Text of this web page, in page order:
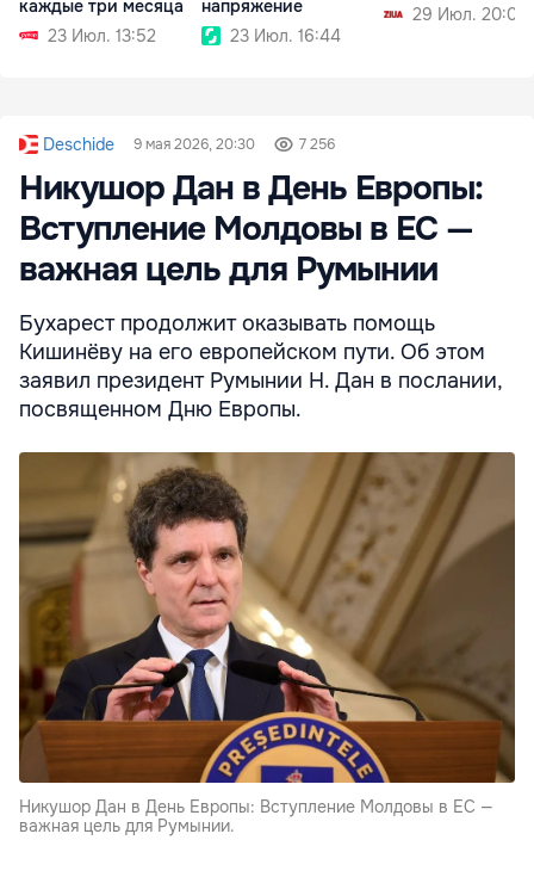
каждые три месяца
23 Июл. 13:52
напряжение
23 Июл. 16:44
29 Июл. 20:09
Deschide 9 мая 2026, 20:30 7 256
Никушор Дан в День Европы:
Вступление Молдовы в ЕС —
важная цель для Румынии
Бухарест продолжит оказывать помощь
Кишинёву на его европейском пути. Об этом
заявил президент Румынии Н. Дан в послании,
посвященном Дню Европы.
Никушор Дан в День Европы: Вступление Молдовы в ЕС —
важная цель для Румынии.